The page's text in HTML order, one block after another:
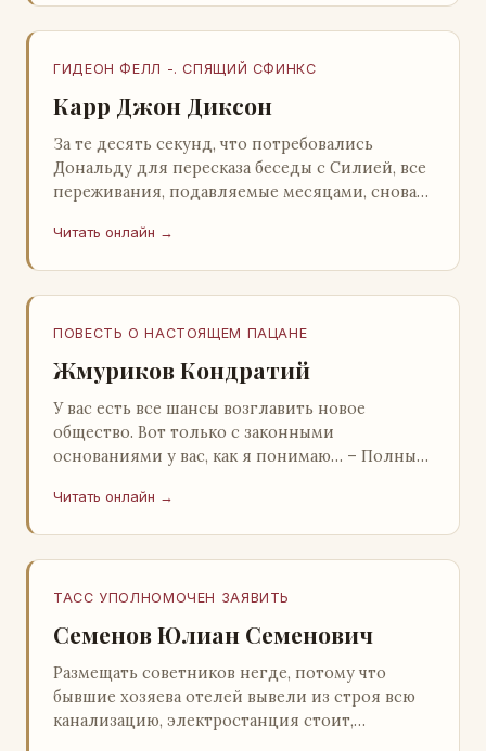
ГИДЕОН ФЕЛЛ -. СПЯЩИЙ СФИНКС
Карр Джон Диксон
За те десять секунд, что потребовались
Дональду для пересказа беседы с Силией, все
переживания, подавляемые месяцами, снова
среди…
Читать онлайн →
ПОВЕСТЬ О НАСТОЯЩЕМ ПАЦАНЕ
Жмуриков Кондратий
У вас есть все шансы возглавить новое
общество. Вот только с законными
основаниями у вас, как я понимаю… – Полный
Натанович. – Что ж, …
Читать онлайн →
ТАСС УПОЛНОМОЧЕН ЗАЯВИТЬ
Семенов Юлиан Семенович
Размещать советников негде, потому что
бывшие хозяева отелей вывели из строя всю
канализацию, электростанция стоит,